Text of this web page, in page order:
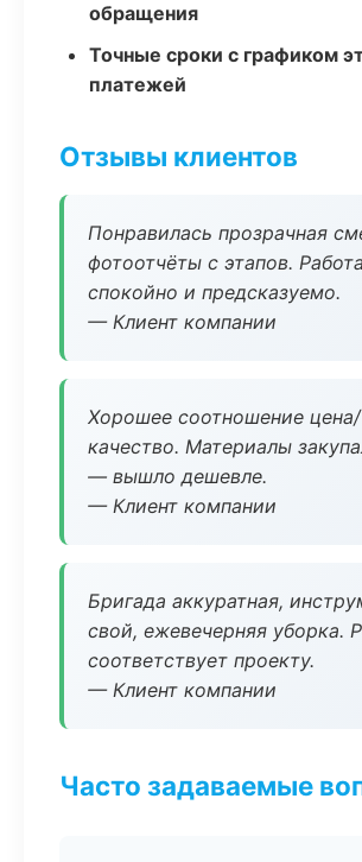
обращения
Точные сроки с графиком
платежей
Отзывы клиентов
Понравилась прозрачная
фотоотчёты с этапов.
спокойно и предсказуемо.
— Клиент компании
Хорошее соотношение цена/
качество. Материалы
— вышло дешевле.
— Клиент компании
Бригада аккуратная,
свой, ежевечерняя уборка.
соответствует проекту.
— Клиент компании
Часто задаваемые